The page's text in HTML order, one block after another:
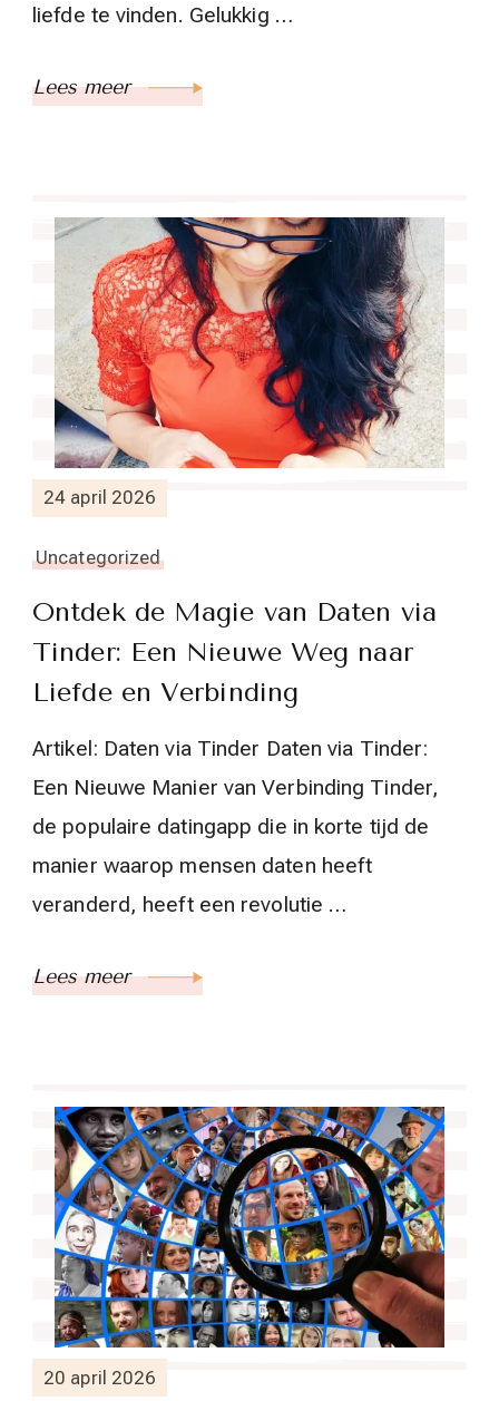
liefde te vinden. Gelukkig …
Lees meer
24 april 2026
Uncategorized
Ontdek de Magie van Daten via
Tinder: Een Nieuwe Weg naar
Liefde en Verbinding
Artikel: Daten via Tinder Daten via Tinder:
Een Nieuwe Manier van Verbinding Tinder,
de populaire datingapp die in korte tijd de
manier waarop mensen daten heeft
veranderd, heeft een revolutie …
Lees meer
20 april 2026